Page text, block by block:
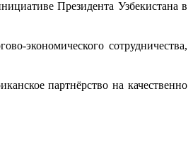
Президента Узбекистана в
экономического сотрудничества,
партнёрство на качественно